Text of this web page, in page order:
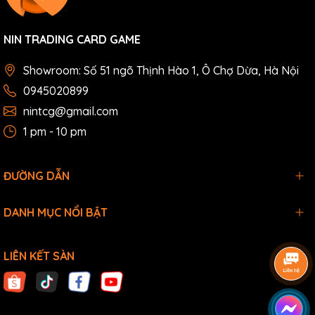
NIN TRADING CARD GAME
Showroom: Số 51 ngõ Thịnh Hào 1, Ô Chợ Dừa, Hà Nội
0945020899
nintcg@gmail.com
1 pm - 10 pm
ĐƯỜNG DẪN
DANH MỤC NỔI BẬT
LIÊN KẾT SÀN